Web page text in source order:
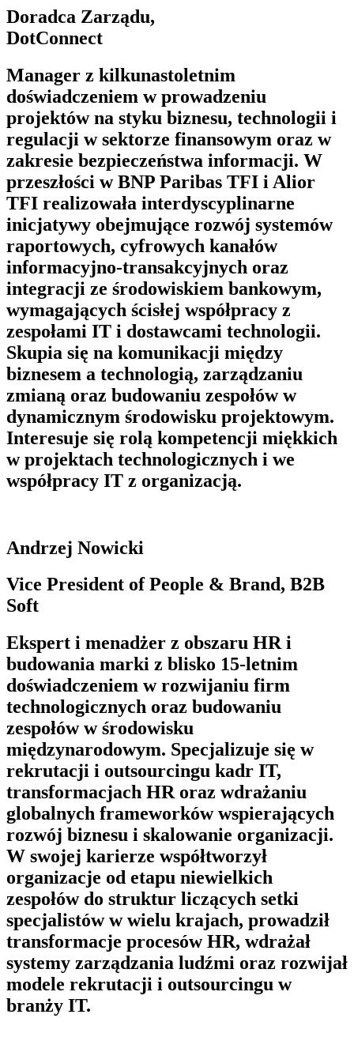
Doradca Zarządu,
DotConnect
Manager z kilkunastoletnim
doświadczeniem w prowadzeniu
projektów na styku biznesu, technologii i
regulacji w sektorze finansowym oraz w
zakresie bezpieczeństwa informacji. W
przeszłości w BNP Paribas TFI i Alior
TFI realizowała interdyscyplinarne
inicjatywy obejmujące rozwój systemów
raportowych, cyfrowych kanałów
informacyjno-transakcyjnych oraz
integracji ze środowiskiem bankowym,
wymagających ścisłej współpracy z
zespołami IT i dostawcami technologii.
Skupia się na komunikacji między
biznesem a technologią, zarządzaniu
zmianą oraz budowaniu zespołów w
dynamicznym środowisku projektowym.
Interesuje się rolą kompetencji miękkich
w projektach technologicznych i we
współpracy IT z organizacją.
Andrzej Nowicki
Vice President of People & Brand, B2B
Soft
Ekspert i menadżer z obszaru HR i
budowania marki z blisko 15-letnim
doświadczeniem w rozwijaniu firm
technologicznych oraz budowaniu
zespołów w środowisku
międzynarodowym. Specjalizuje się w
rekrutacji i outsourcingu kadr IT,
transformacjach HR oraz wdrażaniu
globalnych frameworków wspierających
rozwój biznesu i skalowanie organizacji.
W swojej karierze współtworzył
organizacje od etapu niewielkich
zespołów do struktur liczących setki
specjalistów w wielu krajach, prowadził
transformacje procesów HR, wdrażał
systemy zarządzania ludźmi oraz rozwijał
modele rekrutacji i outsourcingu w
branży IT.